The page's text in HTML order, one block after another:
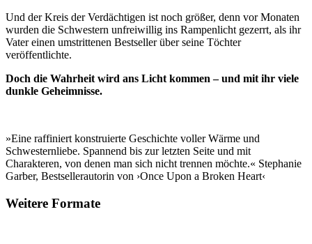
Und der Kreis der Verdächtigen ist noch größer, denn vor Monaten
wurden die Schwestern unfreiwillig ins Rampenlicht gezerrt, als ihr
Vater einen umstrittenen Bestseller über seine Töchter
veröffentlichte.
Doch die Wahrheit wird ans Licht kommen – und mit ihr viele
dunkle Geheimnisse.
»Eine raffiniert konstruierte Geschichte voller Wärme und
Schwesternliebe. Spannend bis zur letzten Seite und mit
Charakteren, von denen man sich nicht trennen möchte.« Stephanie
Garber, Bestsellerautorin von ›Once Upon a Broken Heart‹
Weitere Formate